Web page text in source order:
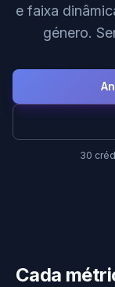
e faixa
género.
30
Cada